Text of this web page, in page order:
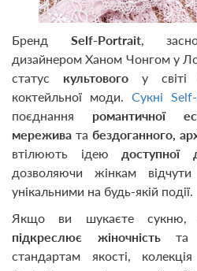
Бренд Self-Portrait,
дизайнером Ханом Чонгом у
статус культового у світі
коктейльної моди. Сукні
поєднання романтичної
мережива та бездоганного,
втілюють ідею
доступної
дозволяючи жінкам
унікальними на будь-якій події.
Якщо ви шукаєте сукню,
підкреслює жіночністьта
стандартам якості, колекція